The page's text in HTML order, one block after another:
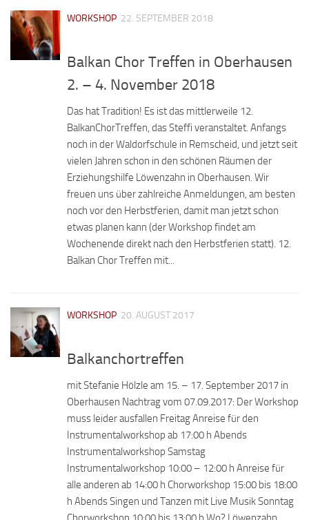
WORKSHOP 22. SEPTEMBER 2018
Balkan Chor Treffen in Oberhausen
2. – 4. November 2018
Das hat Tradition! Es ist das mittlerweile 12.
BalkanChorTreffen, das Steffi veranstaltet. Anfangs
noch in der Waldorfschule in Remscheid, und jetzt seit
vielen Jahren schon in den schönen Räumen der
Erziehungshilfe Löwenzahn in Oberhausen. Wir
freuen uns über zahlreiche Anmeldungen, am besten
noch vor den Herbstferien, damit man jetzt schon
etwas planen kann (der Workshop findet am
Wochenende direkt nach den Herbstferien statt). 12.
Balkan Chor Treffen mit...
WORKSHOP 20. AUGUST 2017
Balkanchortreffen
mit Stefanie Hölzle am 15. – 17. September 2017 in
Oberhausen Nachtrag vom 07.09.2017: Der Workshop
muss leider ausfallen Freitag Anreise für den
Instrumentalworkshop ab 17:00 h Abends
Instrumentalworkshop Samstag
Instrumentalworkshop 10:00 – 12:00 h Anreise für
alle anderen ab 14:00 h Chorworkshop 15:00 bis 18:00
h Abends Singen und Tanzen mit Live Musik Sonntag